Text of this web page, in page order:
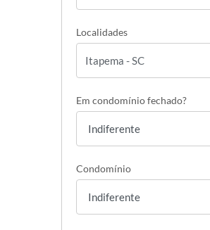
Localidades
Em condomínio fechado?
Condomínio